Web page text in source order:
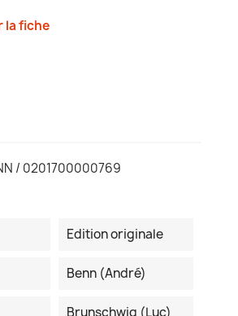
la fiche
/ 0201700000769
Edition originale
Benn (André)
Brunschwig (Luc)